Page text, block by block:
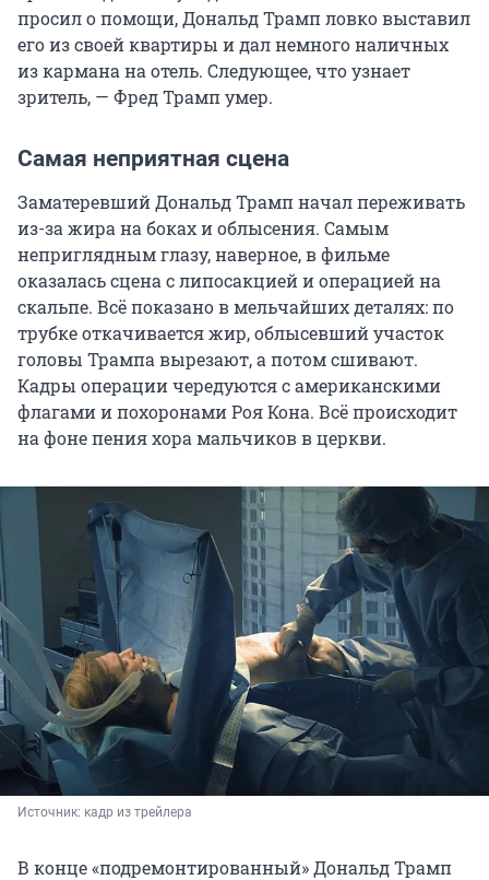
просил о помощи, Дональд Трамп ловко выставил
его из своей квартиры и дал немного наличных
из кармана на отель. Следующее, что узнает
зритель, — Фред Трамп умер.
Самая неприятная сцена
Заматеревший Дональд Трамп начал переживать
из-за жира на боках и облысения. Самым
неприглядным глазу, наверное, в фильме
оказалась сцена с липосакцией и операцией на
скальпе. Всё показано в мельчайших деталях: по
трубке откачивается жир, облысевший участок
головы Трампа вырезают, а потом сшивают.
Кадры операции чередуются с американскими
флагами и похоронами Роя Кона. Всё происходит
на фоне пения хора мальчиков в церкви.
Источник: кадр из трейлера
В конце «подремонтированный» Дональд Трамп